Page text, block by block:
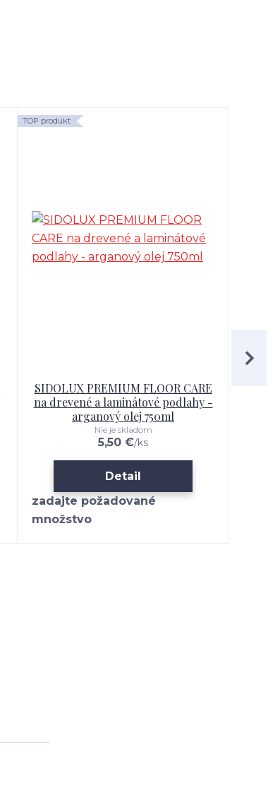
TOP produkt
SIDOLUX PREMIUM FLOOR CARE
na drevené a laminátové podlahy -
arganový olej 750ml
5,50 €/ks
Nie je skladom
Detail